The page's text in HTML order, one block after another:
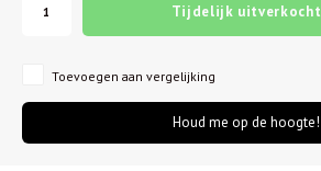
Tijdelijk uitverkocht
Toevoegen aan vergelijking
Houd me op de hoogte!